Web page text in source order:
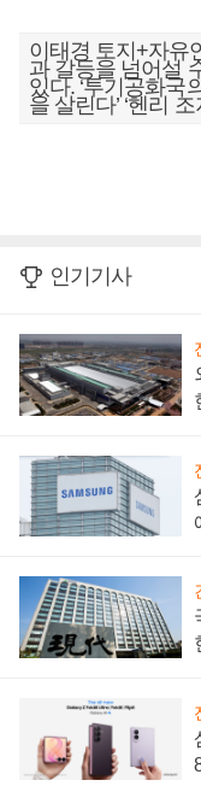
이태경 토지+자유
과 갈등을 넘어설
있다. ‘투기공화국
을 살린다’ ‘헨리
인기기사